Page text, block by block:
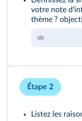
votre note
thème ?
Étape 2
Listez les